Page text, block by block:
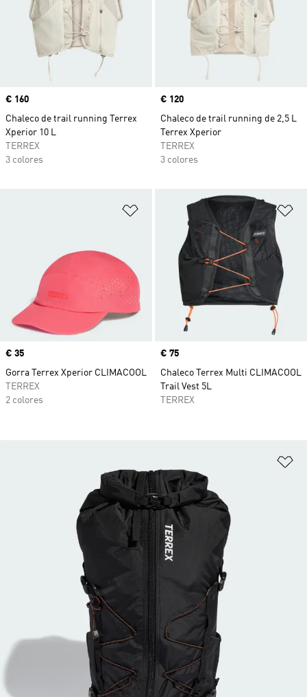
Precio
€ 160
Chaleco de trail running Terrex
Xperior 10 L
TERREX
3 colores
Precio
€ 120
Chaleco de trail running de 2,5 L
Terrex Xperior
TERREX
3 colores
Añadir a la lista de deseos
Precio
€ 35
Gorra Terrex Xperior CLIMACOOL
TERREX
2 colores
Precio
€ 75
Chaleco Terrex Multi CLIMACOOL
Trail Vest 5L
TERREX